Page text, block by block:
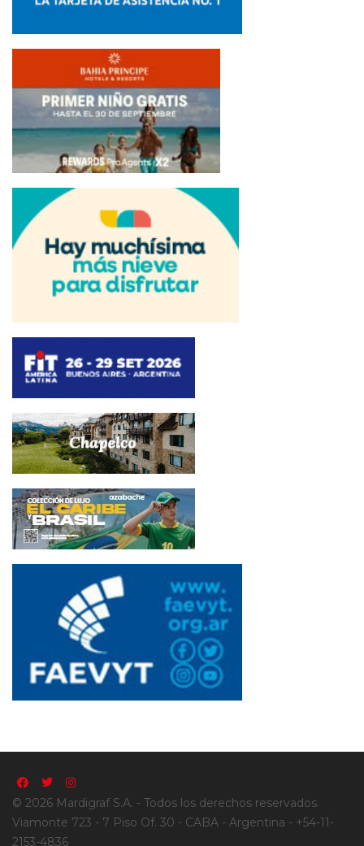
© 2026 Mardigraf S.A. - Todos los derechos reservados.
Viamonte 723 - 7 Piso Of. 30 - CABA - Argentina - +54-11-
2153-4836